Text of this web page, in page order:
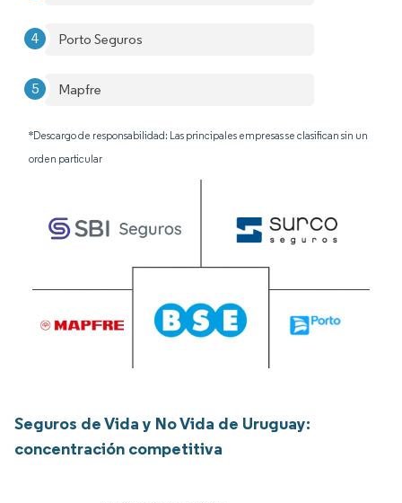
Porto Seguros
Mapfre
*Descargo de responsabilidad: Las principales empresas se clasifican sin un
orden particular
Seguros de Vida y No Vida de Uruguay:
concentración competitiva